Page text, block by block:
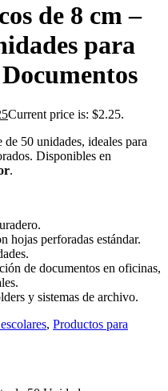
de 8 cm –
para
Current price is: $2.25.
50 unidades, ideales para
Disponibles en
.
hojas perforadas estándar.
de documentos en oficinas,
y sistemas de archivo.
, Productos para